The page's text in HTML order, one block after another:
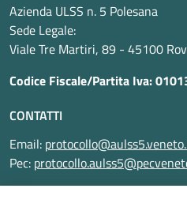
Azienda ULSS n. 5 Polesana
Sede Legale:
Viale Tre Martiri, 89 - 45100
Codice Fiscale/Partita Iva:
CONTATTI
Email:
Pec: